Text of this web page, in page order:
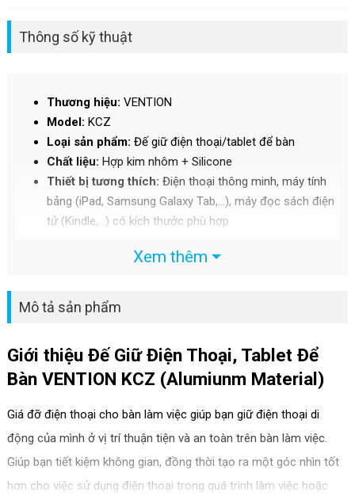
Thông số kỹ thuật
Thương hiệu: VENTION
Model: KCZ
Loại sản phẩm: Đế giữ điện thoại/tablet để bàn
Chất liệu: Hợp kim nhôm + Silicone
Thiết bị tương thích: Điện thoại thông minh, máy tính
bảng (iPad, Samsung Galaxy Tab,...), máy đọc sách điện
tử (Kindle,...) có kích thước phù hợp
Xem thêm
Mô tả sản phẩm
Giới thiệu Đế Giữ Điện Thoại, Tablet Để
Bàn VENTION KCZ (Alumiunm Material)
Giá đỡ điện thoại cho bàn làm việc giúp bạn giữ điện thoại di
động của mình ở vị trí thuận tiện và an toàn trên bàn làm việc.
Giúp bạn tiết kiệm không gian, đồng thời tạo ra một góc nhìn tốt
hơn cho việc sử dụng điện thoại trong quá trình làm việc hoặc